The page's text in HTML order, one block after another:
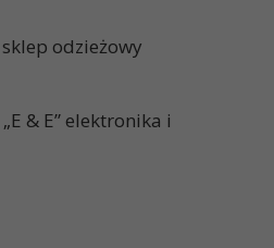
sklep odzieżowy
& E” elektronika i